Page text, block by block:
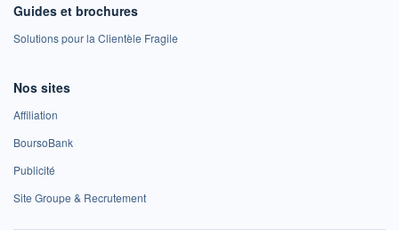
Guides et brochures
Solutions pour la Clientèle Fragile
Nos sites
Affiliation
BoursoBank
Publicité
Site Groupe & Recrutement